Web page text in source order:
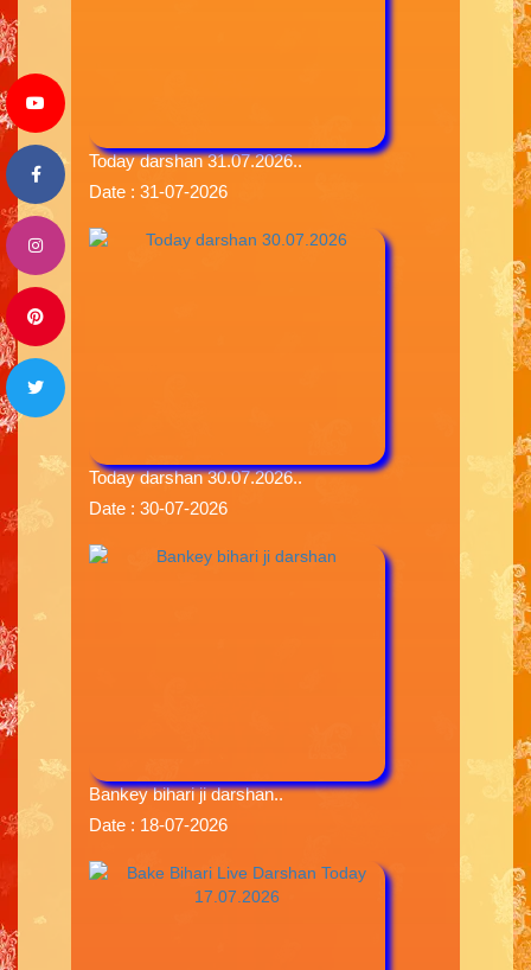
Today darshan 31.07.2026..
Date : 31-07-2026
Today darshan 30.07.2026..
Date : 30-07-2026
Bankey bihari ji darshan..
Date : 18-07-2026